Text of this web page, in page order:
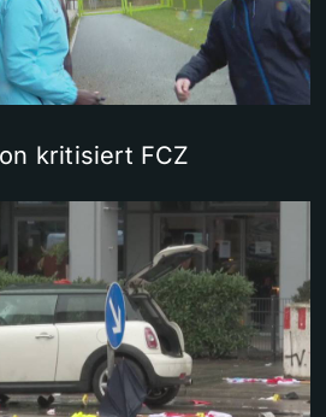
kritisiert FCZ